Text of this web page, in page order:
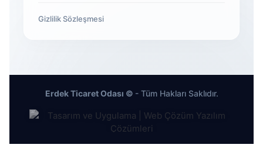
Gizlilik Sözleşmesi
Erdek Ticaret Odası © - Tüm Hakları Saklıdır.